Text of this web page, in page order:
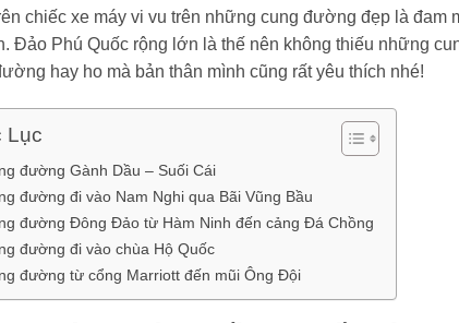
chiếc xe máy vi vu trên những cung đường đẹp là đam
Đảo Phú Quốc rộng lớn là thế nên không thiếu những
hay ho mà bản thân mình cũng rất yêu thích nhé!
Lục
đường Gành Dầu – Suối Cái
đường đi vào Nam Nghi qua Bãi Vũng Bầu
đường Đông Đảo từ Hàm Ninh đến cảng Đá Chồng
đường đi vào chùa Hộ Quốc
đường từ cổng Marriott đến mũi Ông Đội